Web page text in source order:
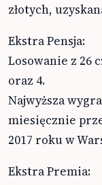
złotych,
Ekstra Pensja:
Losowanie z 26
oraz 4.
Najwyższa
miesięcznie
2017 roku w
Ekstra Premia: